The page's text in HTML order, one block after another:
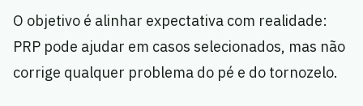
O objetivo é alinhar expectativa com realidade:
PRP pode ajudar em casos selecionados, mas não
corrige qualquer problema do pé e do tornozelo.